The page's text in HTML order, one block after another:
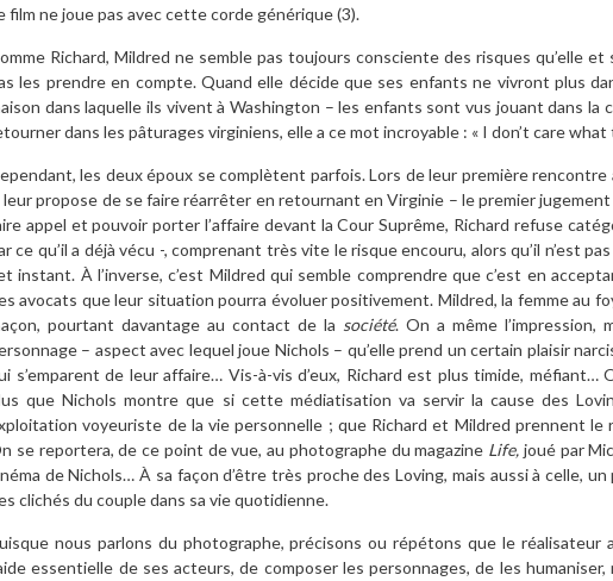
film ne joue pas avec cette corde générique(3).
Richard, Mildred ne semble pas toujours consciente des risques qu’elle
les prendre en compte. Quand elle décide que ses enfants ne vivront plus
dans laquelle ils vivent à Washington – les enfants sont vus jouant dans la
dans les pâturages virginiens, elle a ce mot incroyable : « I don’t care what
les deux époux se complètent parfois. Lors de leur première rencontre
leur propose de se faire réarrêter en retournant en Virginie – le premier
appel et pouvoir porter l’affaire devant la Cour Suprême, Richard refuse
ce qu’il a déjà vécu -, comprenant très vite le risque encouru, alors qu’il n’est
instant. À l’inverse, c’est Mildred qui semble comprendre que c’est en
avocats que leur situation pourra évoluer positivement. Mildred, la femme au
pourtant davantage au contact de la société. On a même l’impression,
– aspect avec lequel joue Nichols – qu’elle prend un certain plaisir
s’emparent de leur affaire… Vis-à-vis d’eux, Richard est plus timide, méfiant…
que Nichols montre que si cette médiatisation va servir la cause des
voyeuriste de la vie personnelle ; que Richard et Mildred prennent le
se reportera, de ce point de vue, au photographe du magazine Life, joué par
de Nichols… À sa façon d’être très proche des Loving, mais aussi à celle,
clichés du couple dans sa vie quotidienne.
nous parlons du photographe, précisons ou répétons que le réalisateur
essentielle de ses acteurs, de composer les personnages, de les